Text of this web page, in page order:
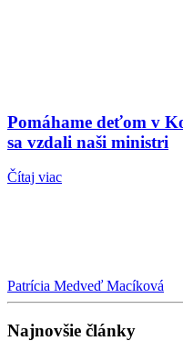
Pomáhame deťom v
sa vzdali naši ministri
Čítaj viac
Patrícia Medveď Macíková
Najnovšie články